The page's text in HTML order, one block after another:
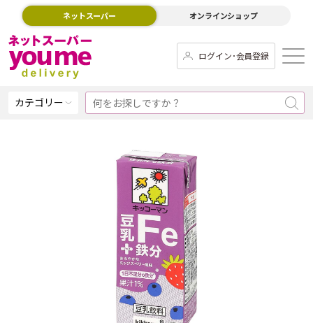
ネットスーパー オンラインショップ
ログイン･会員登録
カテゴリー